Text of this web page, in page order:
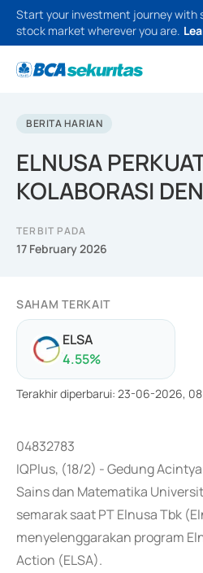
Start your investment journey with
stock market wherever you are.
BERITA HARIAN
ELNUSA
KOLABORASI
TERBIT PADA
17 February 2026
SAHAM TERKAIT
ELSA
4.55%
Terakhir diperbarui: 23-06-2026,
04832783
IQPlus, (18/2) - Gedung
Sains dan Matematika
semarak saat PT Elnusa Tbk
menyelenggarakan program
Action (ELSA).